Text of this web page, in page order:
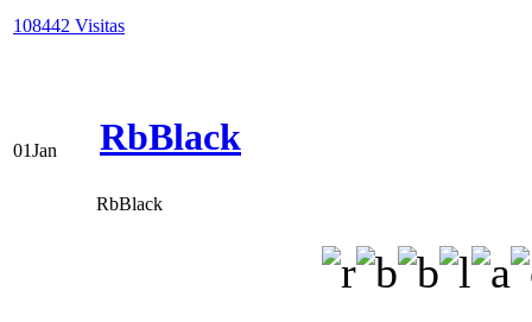
108442 Visitas
01Jan RbBlack
RbBlack